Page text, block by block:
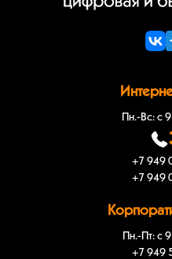
Пн.-Вс: с
+7 949
+7 949
Пн.-Пт: с
+7 949